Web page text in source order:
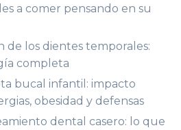
a comer pensando en su
de los dientes temporales:
completa
bucal infantil: impacto
obesidad y defensas
dental casero: lo que